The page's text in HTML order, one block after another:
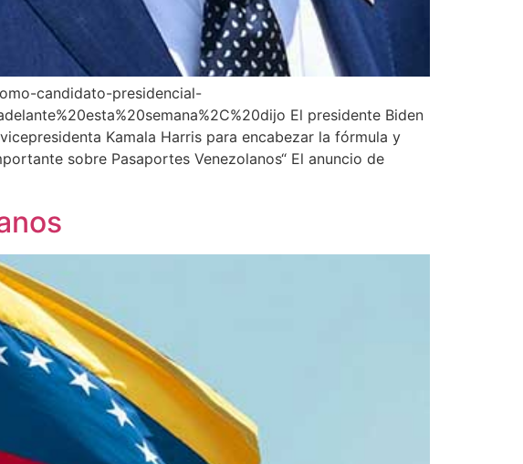
candidato-presidencial-
El presidente Biden
Kamala Harris para encabezar la fórmula y
sobre Pasaportes Venezolanos“ El anuncio de